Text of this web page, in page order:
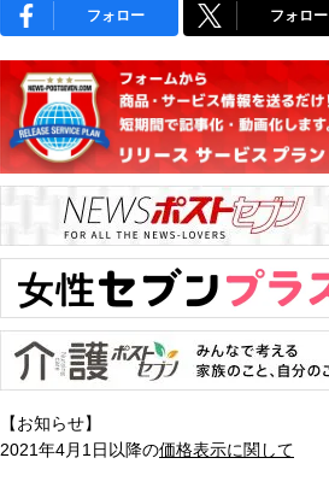
フォロー フォロー
【お知らせ】
2021年4月1日以降の価格表示に関して